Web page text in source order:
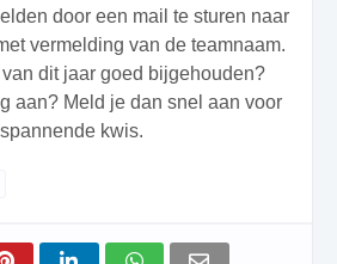
door een mail te sturen naar
vermelding van de teamnaam.
dit jaar goed bijgehouden?
aan? Meld je dan snel aan voor
kwis.